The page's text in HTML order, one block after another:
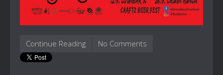
Continue Reading No Comments